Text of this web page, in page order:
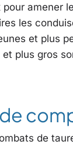
amener
les
et plus
plus gros
de